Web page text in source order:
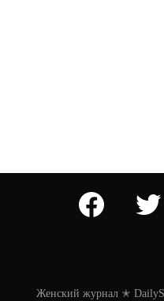
facebook
Женский журнал ✭